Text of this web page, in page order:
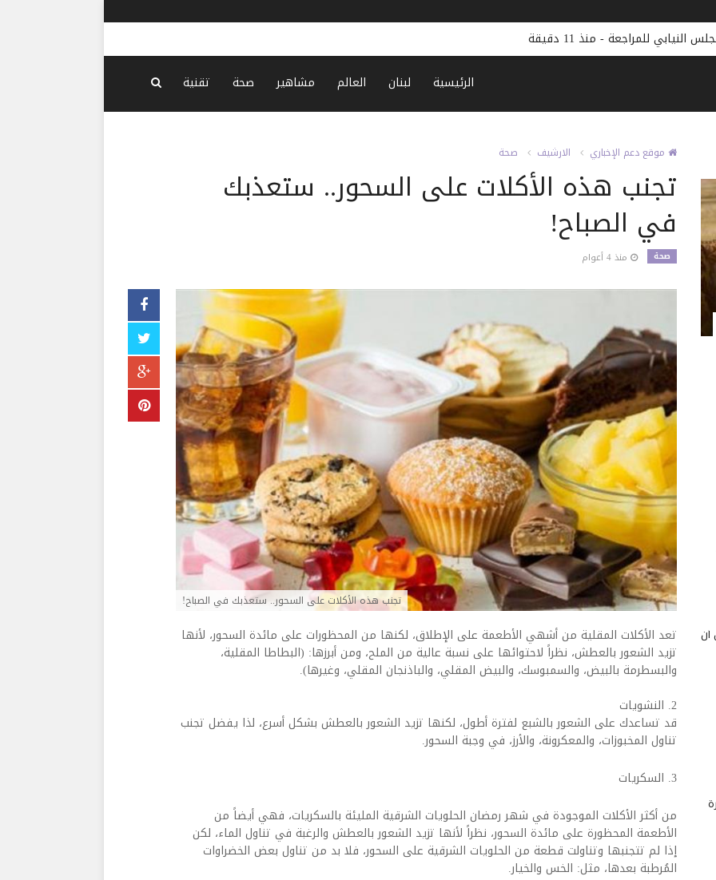
النيابي للمراجعة- منذ 11 دقيقة
الرئيسية لبنان العالم مشاهير صحة تقنية
موقع دعم الإخباري الارشيف صحة
تجنب هذه الأكلات على السحور.. ستعذبك
في الصباح!
صحة منذ 4 أعوام
تجنب هذه الأكلات على السحور.. ستعذبك في الصباح!
تعد الأكلات المقلية من أشهي الأطعمة على الإطلاق، لكنها من المحظورات على مائدة السحور، لأنها
تزيد الشعور بالعطش، نظراً لاحتوائها على نسبة عالية من الملح، ومن أبرزها: (البطاطا المقلية،
والبسطرمة بالبيض، والسمبوسك، والبيض المقلي، والباذنجان المقلي، وغيرها).
2. النشويات
قد تساعدك على الشعور بالشبع لفترة أطول، لكنها تزيد الشعور بالعطش بشكل أسرع، لذا يفضل تجنب
تناول المخبوزات، والمعكرونة، والأرز، في وجبة السحور.
3. السكريات
من أكثر الأكلات الموجودة في شهر رمضان الحلويات الشرقية المليئة بالسكريات، فهي أيضاً من
الأطعمة المحظورة على مائدة السحور، نظراً لأنها تزيد الشعور بالعطش والرغبة في تناول الماء، لكن
إذا لم تتجنبها وتناولت قطعة من الحلويات الشرقية على السحور، فلا بد من تناول بعض الخضراوات
المُرطبة بعدها، مثل: الخس والخيار.
أن